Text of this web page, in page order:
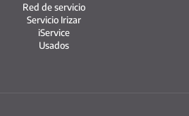
Red de servicio
Servicio Irizar
iService
Usados